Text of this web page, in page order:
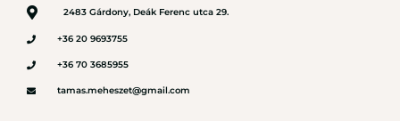
2483 Gárdony, Deák Ferenc utca 29.
+36 20 9693755
+36 70 3685955
tamas.meheszet@gmail.com